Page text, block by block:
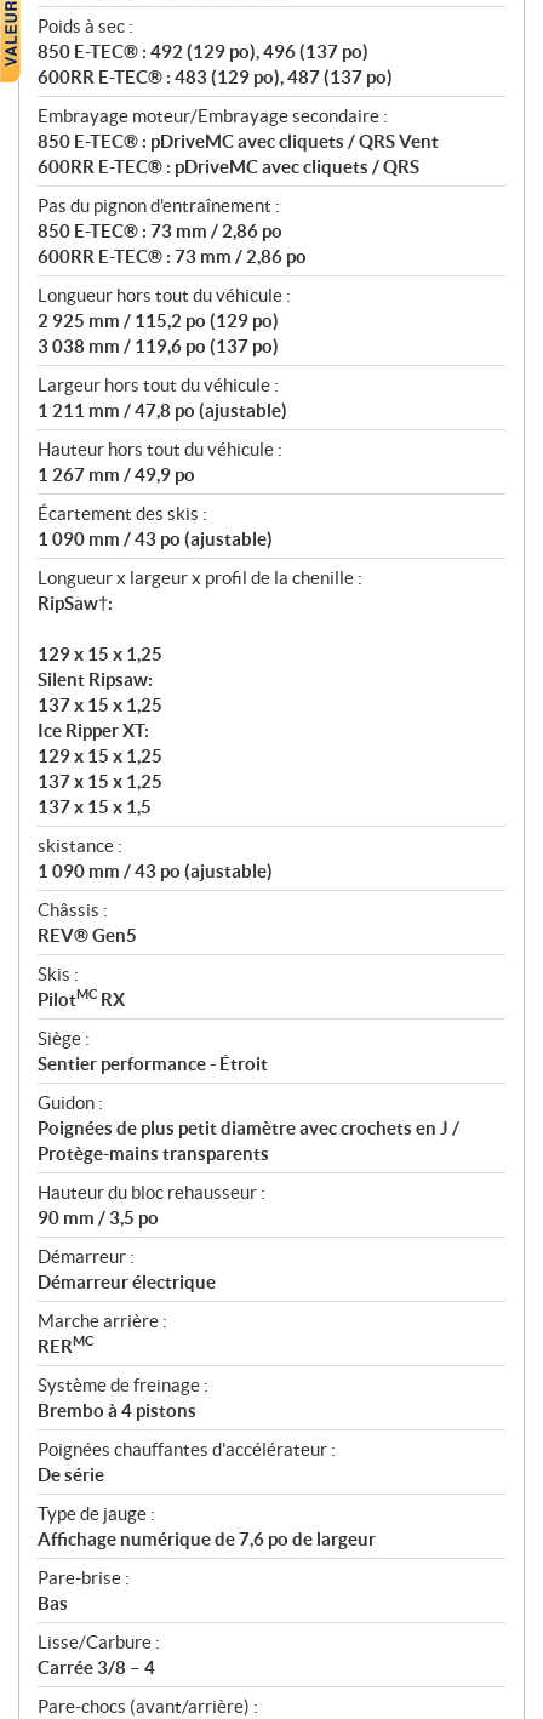
Poids à sec :
850 E-TEC® : 492 (129 po), 496 (137 po)
600RR E-TEC® : 483 (129 po), 487 (137 po)
Embrayage moteur/Embrayage secondaire :
850 E-TEC® : pDriveMC avec cliquets / QRS Vent
600RR E-TEC® : pDriveMC avec cliquets / QRS
Pas du pignon d'entraînement :
850 E-TEC® : 73 mm / 2,86 po
600RR E-TEC® : 73 mm / 2,86 po
Longueur hors tout du véhicule :
2 925 mm / 115,2 po (129 po)
3 038 mm / 119,6 po (137 po)
Largeur hors tout du véhicule :
1 211 mm / 47,8 po (ajustable)
Hauteur hors tout du véhicule :
1 267 mm / 49,9 po
Écartement des skis :
1 090 mm / 43 po (ajustable)
Longueur x largeur x profil de la chenille :
RipSaw†:
129 x 15 x 1,25
Silent Ripsaw:
137 x 15 x 1,25
Ice Ripper XT:
129 x 15 x 1,25
137 x 15 x 1,25
137 x 15 x 1,5
skistance :
1 090 mm / 43 po (ajustable)
Châssis :
REV® Gen5
Skis :
PilotMC RX
Siège :
Sentier performance - Étroit
Guidon :
Poignées de plus petit diamètre avec crochets en J /
Protège-mains transparents
Hauteur du bloc rehausseur :
90 mm / 3,5 po
Démarreur :
Démarreur électrique
Marche arrière :
RERMC
Système de freinage :
Brembo à 4 pistons
Poignées chauffantes d'accélérateur :
De série
Type de jauge :
Affichage numérique de 7,6 po de largeur
Pare-brise :
Bas
Lisse/Carbure :
Carrée 3/8 – 4
Pare-chocs (avant/arrière) :